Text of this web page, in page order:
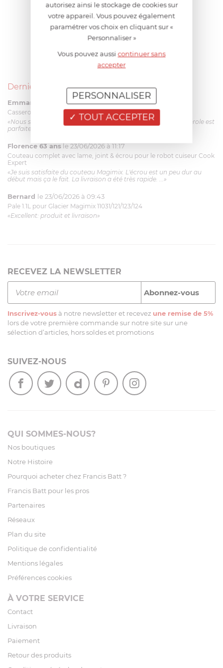
Derniers avis produits
Emmanuel 56 ansle 23/06/2026 à 12:04
Casserole mini 9 cm Castelpro 5 ply poignée fixe
«Nous sommes dans un produit de haute qualité. Cette casserole est
parfaite pour l'élaboration des sauces et vient complé...»
Florence 63 ans le 23/06/2026 à 11:17
Couteau complet avec lame, joint & écrou pour le robot cuiseur Cook
Expert
«Je suis satisfaite du couteau Magimix. L'écrou est un peu dur au
début mais ça le fait. La livraison a été très rapide. ...»
Bernard le 23/06/2026 à 09:43
Pale 1.1L pour Glacier Magimix 11031/121/123/124
«Excellent: produit et livraison»
RECEVEZ LA NEWSLETTER
Inscrivez-vous à notre newsletter et recevez une remise de 5%
lors de votre première commande sur notre site sur une
sélection d’articles, hors soldes et promotions
SUIVEZ-NOUS
QUI SOMMES-NOUS?
Nos boutiques
Notre Histoire
Pourquoi acheter chez Francis Batt ?
Francis Batt pour les pros
Partenaires
Réseaux
Plan du site
Politique de confidentialité
Mentions légales
Préférences cookies
À VOTRE SERVICE
Contact
Livraison
Paiement
Retour des produits
autorisez ainsi le stockage de cookies sur
votre appareil. Vous pouvez également
paramétrer vos choix en cliquant sur «
Personnaliser »
Vous pouvez aussicontinuer sans
accepter
TOUT ACCEPTER
PERSONNALISER